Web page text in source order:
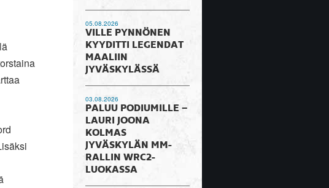
05.08.2026
VILLE PYNNÖNEN
KYYDITTI LEGENDAT
MAALIIN
JYVÄSKYLÄSSÄ
03.08.2026
PALUU PODIUMILLE –
LAURI JOONA
KOLMAS
JYVÄSKYLÄN MM-
RALLIN WRC2-
LUOKASSA